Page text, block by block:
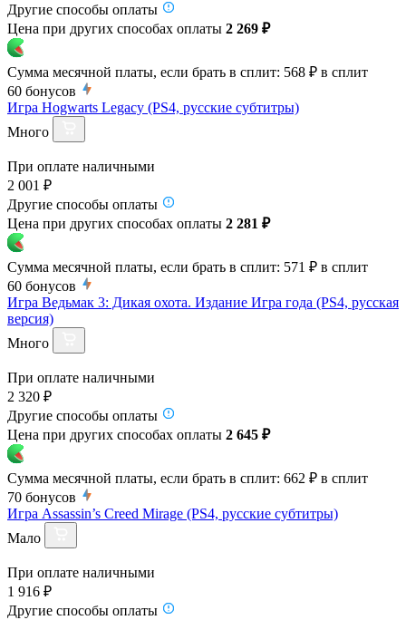
Другие способы оплаты
Цена при других способах оплаты 2 269 ₽
Сумма месячной платы, если брать в сплит: 568 ₽ в сплит
60 бонусов
Игра Hogwarts Legacy (PS4, русские субтитры)
Много
При оплате наличными
2 001 ₽
Другие способы оплаты
Цена при других способах оплаты 2 281 ₽
Сумма месячной платы, если брать в сплит: 571 ₽ в сплит
60 бонусов
Игра Ведьмак 3: Дикая охота. Издание Игра года (PS4, русская
версия)
Много
При оплате наличными
2 320 ₽
Другие способы оплаты
Цена при других способах оплаты 2 645 ₽
Сумма месячной платы, если брать в сплит: 662 ₽ в сплит
70 бонусов
Игра Assassin’s Creed Mirage (PS4, русские субтитры)
Мало
При оплате наличными
1 916 ₽
Другие способы оплаты